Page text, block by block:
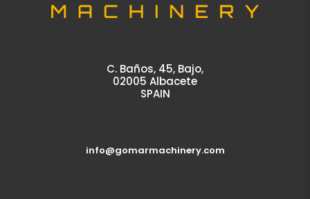
C. Baños, 45, Bajo,
02005 Albacete
SPAIN
info@gomarmachinery.com